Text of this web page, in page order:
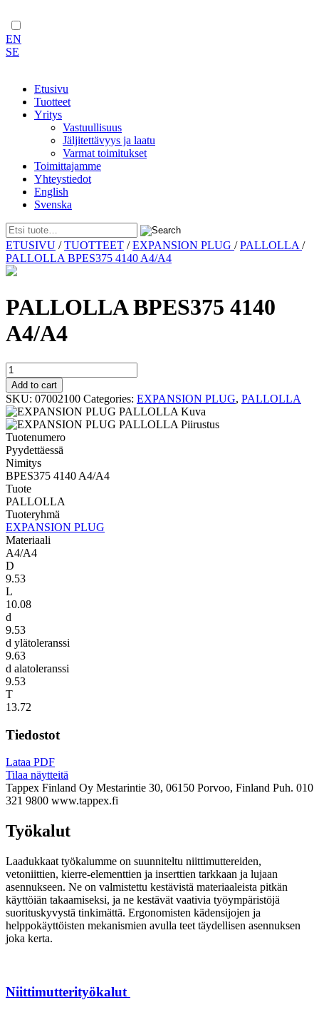
EN
SE
Etusivu
Tuotteet
Yritys
Vastuullisuus
Jäljitettävyys ja laatu
Varmat toimitukset
Toimittajamme
Yhteystiedot
English
Svenska
Skip
to
content
ETUSIVU /TUOTTEET /EXPANSION PLUG /PALLOLLA /
PALLOLLA BPES375 4140 A4/A4
PALLOLLA BPES375 4140
A4/A4
PALLOLLA
BPES375
4140
A4/A4
quantity
Add to cart
SKU: 07002100 Categories: EXPANSION PLUG, PALLOLLA
Tuotenumero
Pyydettäessä
Nimitys
BPES375 4140 A4/A4
Tuote
PALLOLLA
Tuoteryhmä
EXPANSION PLUG
Materiaali
A4/A4
D
9.53
L
10.08
d
9.53
d ylätoleranssi
9.63
d alatoleranssi
9.53
T
13.72
Tiedostot
Lataa PDF
Tilaa näytteitä
Tappex Finland Oy Mestarintie 30, 06150 Porvoo, Finland Puh. 010
321 9800 www.tappex.fi
Työkalut
Laadukkaat työkalumme on suunniteltu niittimuttereiden,
vetoniittien, kierre-elementtien ja inserttien tarkkaan ja lujaan
asennukseen. Ne on valmistettu kestävistä materiaaleista pitkän
käyttöiän takaamiseksi, ja ne kestävät vaativia työympäristöjä
suorituskyvystä tinkimättä. Ergonomisten kädensijojen ja
helppokäyttöisten mekanismien avulla teet täydellisen asennuksen
joka kerta.
Niittimutterityökalut